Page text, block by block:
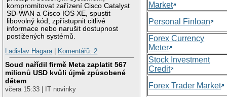
kompromitovat zařízení Cisco Catalyst
SD-WAN a Cisco IOS XE, spustit
libovolný kód, zpřístupnit citlivé
informace nebo narušit dostupnost
postižených systémů.
Ladislav Hagara| Komentářů: 2
Soud nařídil firmě Meta zaplatit 567
milionů USD kvůli újmě způsobené
dětem
včera 15:33 | IT novinky
Market
Personal Finloan
Forex Currency
Meter
Stock Investment
Credit
Forex Trader Market